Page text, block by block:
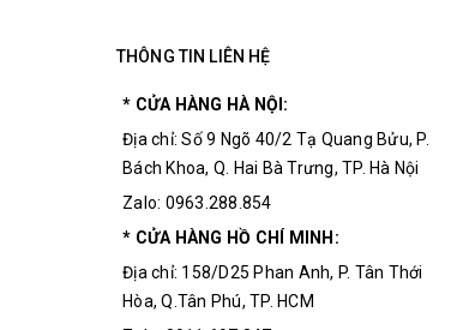
THÔNG TIN LIÊN HỆ
* CỬA HÀNG HÀ NỘI:
Địa chỉ: Số 9 Ngõ 40/2 Tạ Quang Bửu, P.
Bách Khoa, Q. Hai Bà Trưng, TP. Hà Nội
Zalo: 0963.288.854
* CỬA HÀNG HỒ CHÍ MINH:
Địa chỉ: 158/D25 Phan Anh, P. Tân Thới
Hòa, Q.Tân Phú, TP. HCM